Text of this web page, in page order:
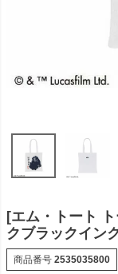
[エム・トート
クブラックイン
商品番号 2535035800